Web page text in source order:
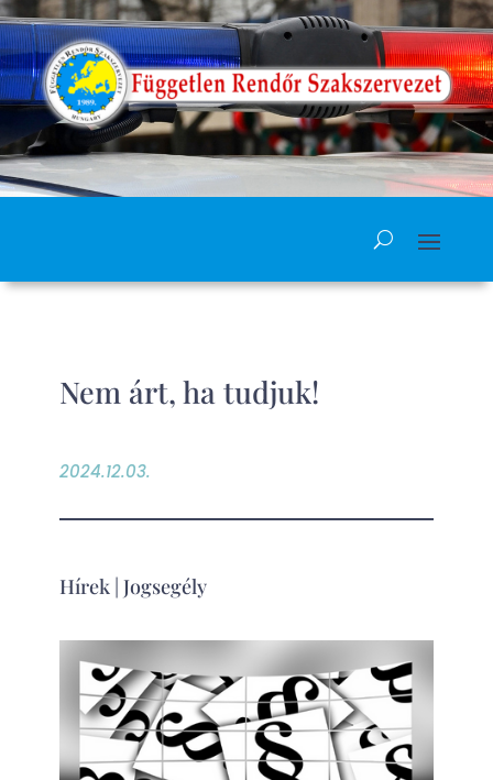
Nem árt, ha tudjuk!
2024.12.03.
Hírek| Jogsegély